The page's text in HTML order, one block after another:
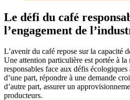
Le défi du café
l’engagement de
L’avenir du café repose sur la capacité
Une attention particulière est portée à la
responsables face aux défis
d’une part, répondre à une demande
d’autre part, assurer un
producteurs.